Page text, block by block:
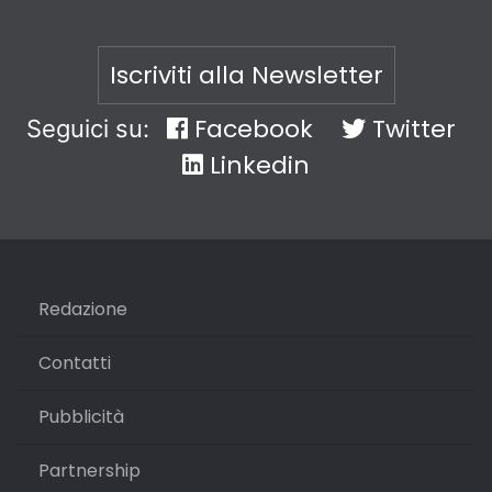
Iscriviti alla Newsletter
Seguici su: Facebook
Twitter
Linkedin
Redazione
Contatti
Pubblicità
Partnership